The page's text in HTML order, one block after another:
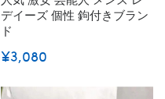
デイーズ 個性 鉤付きブラン
ド
¥3,080